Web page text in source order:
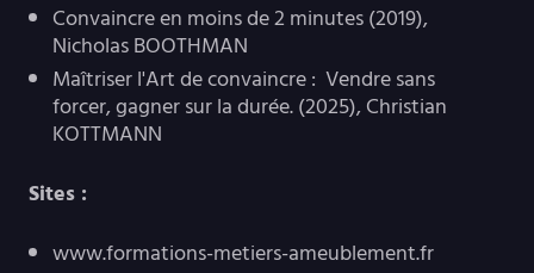
Convaincre en moins de 2 minutes (2019),
Nicholas BOOTHMAN
Maîtriser l'Art de convaincre : Vendre sans
forcer, gagner sur la durée. (2025), Christian
KOTTMANN
Sites :
www.formations-metiers-ameublement.fr